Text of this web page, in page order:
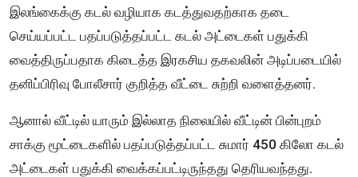
இலங்கைக்கு கடல் வழியாக கடத்துவதற்காக தடை
செய்யப்பட்ட பதப்படுத்தப்பட்ட கடல் அட்டைகள் பதுக்கி
வைத்திருப்பதாக கிடைத்த இரகசிய தகவலின் அடிப்படையில்
தனிப்பிரிவு போலீசார் குறித்த வீட்டை சுற்றி வளைத்தனர்.
ஆனால் வீட்டில் யாரும் இல்லாத நிலையில் வீட்டின் பின்புறம்
சாக்கு மூட்டைகளில் பதப்படுத்தப்பட்ட சுமார் 450 கிலோ கடல்
அட்டைகள் பதுக்கி வைக்கப்பட்டிருந்தது தெரியவந்தது.